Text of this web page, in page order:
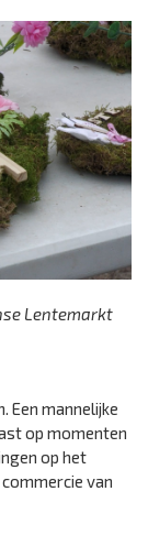
Lentemarkt
Een mannelijke
op momenten
op het
van